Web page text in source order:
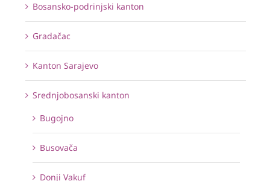
Bosansko-podrinjski kanton
Gradačac
Kanton Sarajevo
Srednjobosanski kanton
Bugojno
Busovača
Donji Vakuf